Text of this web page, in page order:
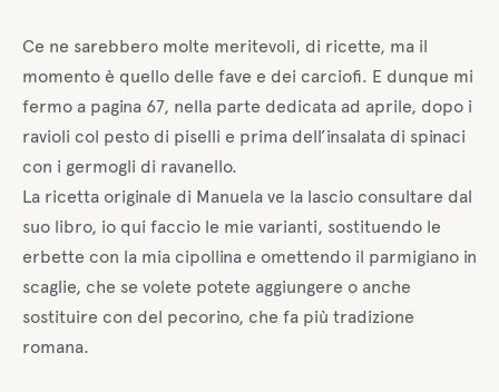
Ce ne sarebbero molte meritevoli, di ricette, ma il
momento è quello delle fave e dei carciofi. E dunque mi
fermo a pagina 67, nella parte dedicata ad aprile, dopo i
ravioli col pesto di piselli e prima dell’insalata di spinaci
con i germogli di ravanello.
La ricetta originale di Manuela ve la lascio consultare dal
suo libro, io qui faccio le mie varianti, sostituendo le
erbette con la mia cipollina e omettendo il parmigiano in
scaglie, che se volete potete aggiungere o anche
sostituire con del pecorino, che fa più tradizione
romana.